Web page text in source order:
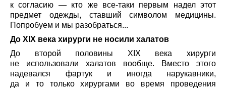
к согласию — кто же все-таки первым надел этот
предмет одежды, ставший символом медицины.
Попробуем и мы разобраться...
До XIX века хирурги не носили халатов
До второй половины XIX века хирурги
не использовали халатов вообще. Вместо этого
надевался фартук и иногда нарукавники,
да и то только хирургами во время проведения